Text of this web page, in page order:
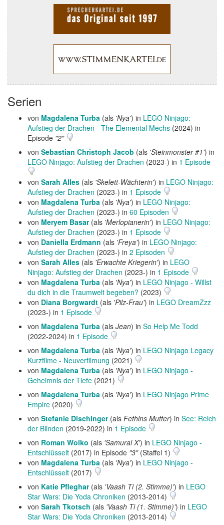
Serien
von Magdalena Turba (als 'Nya') in LEGO Ninjago:
Aufstieg der Drachen - The Elemental Mechs (2024) in
Episode "2"
von Sebastian Christoph Jacob (als 'Steinmonster #1') in
LEGO Ninjago: Aufstieg der Drachen (2023-) in 1 Episode
von Sarah Alles (als 'Skelett-Wächterin') in LEGO Ninjago:
Aufstieg der Drachen (2023-) in 1 Episode
von Magdalena Turba (als 'Nya') in LEGO Ninjago:
Aufstieg der Drachen (2023-) in 60 Episoden
von Meryem Basar(als 'Merlopianerin') in LEGO Ninjago:
Aufstieg der Drachen (2023-) in 1 Episode
von Daniella Erdmann (als 'Freya') in LEGO Ninjago:
Aufstieg der Drachen (2023-) in 2 Episoden
von Sarah Alles (als 'Erwachte Kriegerin') in LEGO
Ninjago: Aufstieg der Drachen (2023-) in 1 Episode
von Magdalena Turba (als 'Nya') in LEGO Ninjago - Willst
du dich in die Traumwelt begeben? (2023)
von Diana Borgwardt (als 'Pilz-Frau') in LEGO DreamZzz
(2023-) in 1 Episode
von Magdalena Turba (als Jean) in So Help Me Todd
(2022-2024) in 1 Episode
von Magdalena Turba (als 'Nya') in LEGO Ninjago Legacy
Kurzfilme - Neuverfilmung (2021)
von Magdalena Turba (als 'Nya') in LEGO Ninjago -
Geheimnis der Tiefe (2021)
von Magdalena Turba (als 'Nya') in LEGO Ninjago Prime
Empire (2020)
von Stefanie Dischinger(als Fethins Mutter) in See: Reich
der Blinden (2019-2022) in 1 Episode
von Roman Wolko (als 'Samurai X') in LEGO Ninjago -
Entschlüsselt (2017) in Episode "3"(Staffel 1)
von Magdalena Turba (als 'Nya') in LEGO Ninjago -
Entschlüsselt (2017)
von Katie Pfleghar(als 'Vaash Ti (2. Stimme)') in LEGO
Star Wars: Die Yoda Chroniken (2013-2014)
von Sarah Tkotsch (als 'Vaash Ti (1. Stimme)') in LEGO
Star Wars: Die Yoda Chroniken (2013-2014)